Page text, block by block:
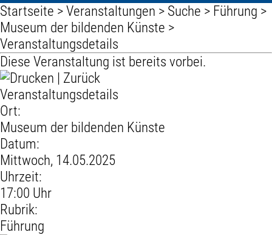
Startseite >Veranstaltungen > Suche > Führung >
Museum der bildenden Künste >
Veranstaltungsdetails
Diese Veranstaltung ist bereits vorbei.
Zurück
Veranstaltungsdetails
Ort:
Museum der bildenden Künste
Datum:
Mittwoch, 14.05.2025
Uhrzeit:
17:00 Uhr
Rubrik:
Führung